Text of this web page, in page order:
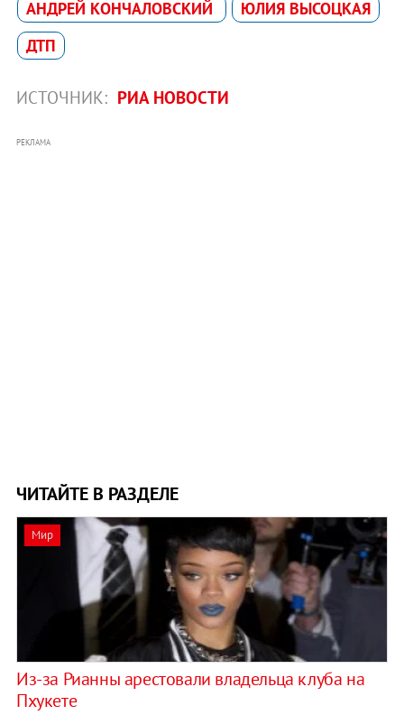
АНДРЕЙ КОНЧАЛОВСКИЙ
ЮЛИЯ ВЫСОЦКАЯ
ДТП
ИСТОЧНИК: РИА НОВОСТИ
РЕКЛАМА
ЧИТАЙТЕ В РАЗДЕЛЕ
Мир
Из-за Рианны арестовали владельца клуба на
Пхукете